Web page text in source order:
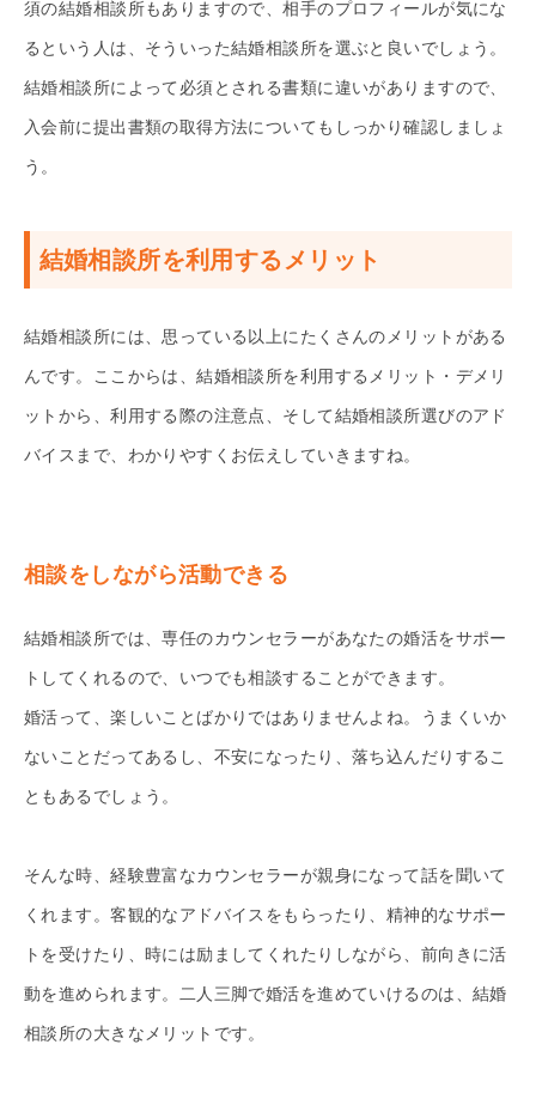
須の結婚相談所もありますので、相手のプロフィールが気にな
るという人は、そういった結婚相談所を選ぶと良いでしょう。
結婚相談所によって必須とされる書類に違いがありますので、
入会前に提出書類の取得方法についてもしっかり確認しましょ
う。
結婚相談所を利用するメリット
結婚相談所には、思っている以上にたくさんのメリットがある
んです。ここからは、結婚相談所を利用するメリット・デメリ
ットから、利用する際の注意点、そして結婚相談所選びのアド
バイスまで、わかりやすくお伝えしていきますね。
相談をしながら活動できる
結婚相談所では、専任のカウンセラーがあなたの婚活をサポー
トしてくれるので、いつでも相談することができます。
婚活って、楽しいことばかりではありませんよね。うまくいか
ないことだってあるし、不安になったり、落ち込んだりするこ
ともあるでしょう。
そんな時、経験豊富なカウンセラーが親身になって話を聞いて
くれます。客観的なアドバイスをもらったり、精神的なサポー
トを受けたり、時には励ましてくれたりしながら、前向きに活
動を進められます。二人三脚で婚活を進めていけるのは、結婚
相談所の大きなメリットです。